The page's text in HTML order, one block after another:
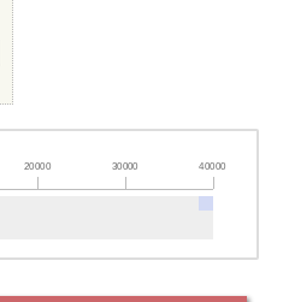
20000 30000 40000